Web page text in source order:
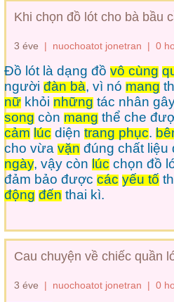
Khi chọn đồ lót cho bà bầu
3 éve | nuochoatot jonetran | 0
Đồ lót là dạng đồ vô cùng
người đàn bà, vì nó mang
nữ khỏi những tác nhân
song còn mang thể che
cảm lúc diện trang phục.
cho vừa vặn đúng chất
ngày, vậy còn lúc chọn đồ
đảm bảo được các yếu tố
động đến thai kì.
Cau chuyện về chiếc quần
3 éve | nuochoatot jonetran | 0